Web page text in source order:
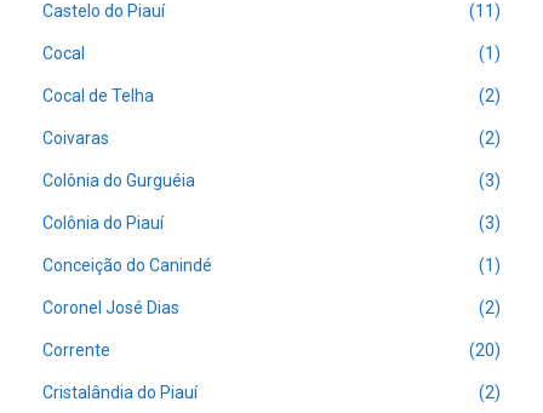
Castelo do Piauí (11)
Cocal (1)
Cocal de Telha (2)
Coivaras (2)
Colônia do Gurguéia (3)
Colônia do Piauí (3)
Conceição do Canindé (1)
Coronel José Dias (2)
Corrente (20)
Cristalândia do Piauí (2)